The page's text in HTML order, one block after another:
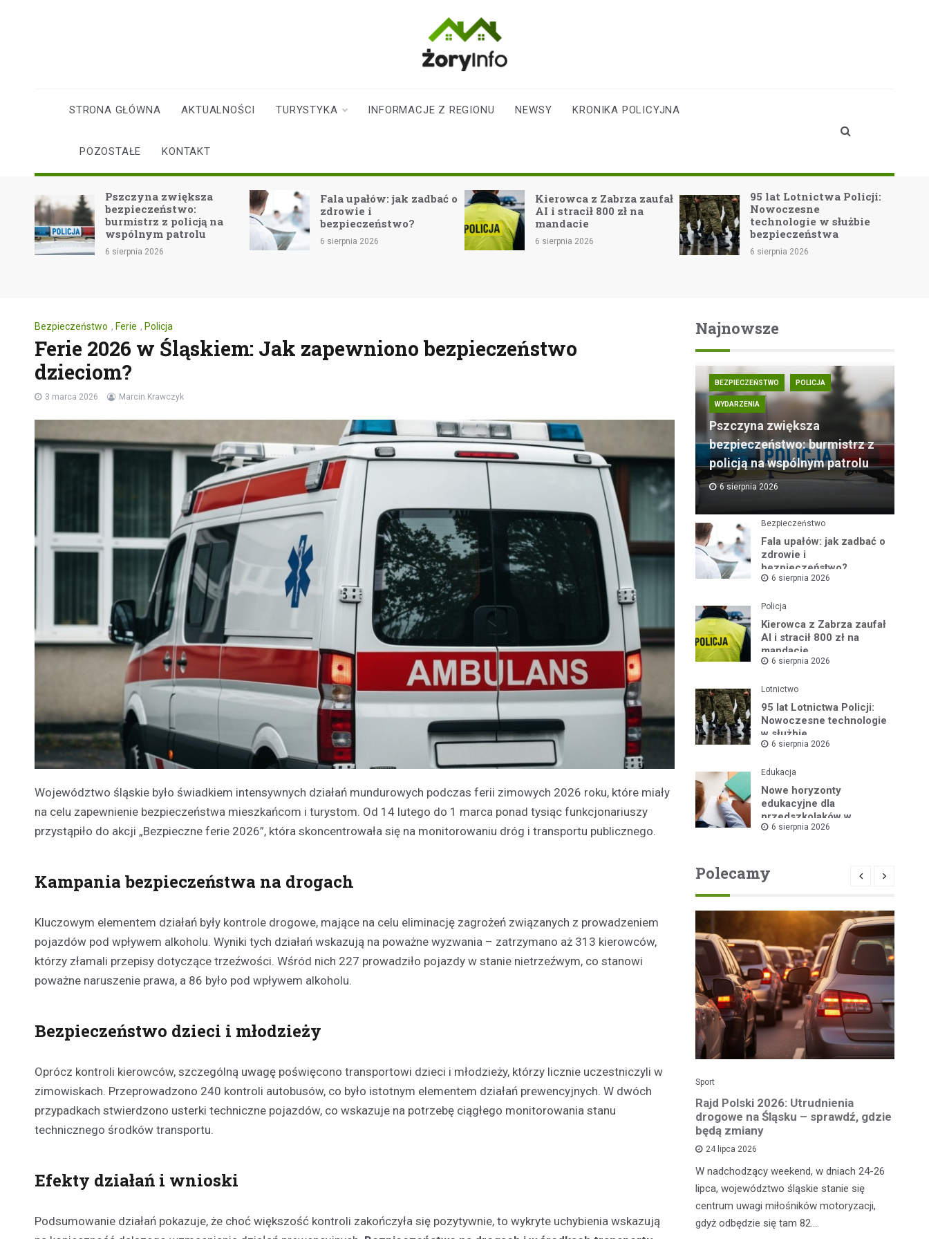
mieszkańców
Żor
STRONA GŁÓWNA AKTUALNOŚCI TURYSTYKA INFORMACJE Z REGIONU NEWSY KRONIKA POLICYJNA
POZOSTAŁE KONTAKT
Pszczyna zwiększa
bezpieczeństwo:
burmistrz z policją na
wspólnym patrolu
6 sierpnia 2026
Fala upałów: jak zadbać o
zdrowie i
bezpieczeństwo?
6 sierpnia 2026
Kierowca z Zabrza zaufał
AI i stracił 800 zł na
mandacie
6 sierpnia 2026
95 lat Lotnictwa Policji:
Nowoczesne
technologie w służbie
bezpieczeństwa
6 sierpnia 2026
Bezpieczeństwo , Ferie , Policja
Ferie 2026 w Śląskiem: Jak zapewniono bezpieczeństwo
dzieciom?
3 marca 2026 Marcin Krawczyk
Województwo śląskie było świadkiem intensywnych działań mundurowych podczas ferii zimowych 2026 roku, które miały
na celu zapewnienie bezpieczeństwa mieszkańcom i turystom. Od 14 lutego do 1 marca ponad tysiąc funkcjonariuszy
przystąpiło do akcji „Bezpieczne ferie 2026”, która skoncentrowała się na monitorowaniu dróg i transportu publicznego.
Kampania bezpieczeństwa na drogach
Kluczowym elementem działań były kontrole drogowe, mające na celu eliminację zagrożeń związanych z prowadzeniem
pojazdów pod wpływem alkoholu. Wyniki tych działań wskazują na poważne wyzwania – zatrzymano aż 313 kierowców,
którzy złamali przepisy dotyczące trzeźwości. Wśród nich 227 prowadziło pojazdy w stanie nietrzeźwym, co stanowi
poważne naruszenie prawa, a 86 było pod wpływem alkoholu.
Bezpieczeństwo dzieci i młodzieży
Oprócz kontroli kierowców, szczególną uwagę poświęcono transportowi dzieci i młodzieży, którzy licznie uczestniczyli w
zimowiskach. Przeprowadzono 240 kontroli autobusów, co było istotnym elementem działań prewencyjnych. W dwóch
przypadkach stwierdzono usterki techniczne pojazdów, co wskazuje na potrzebę ciągłego monitorowania stanu
technicznego środków transportu.
Efekty działań i wnioski
Podsumowanie działań pokazuje, że choć większość kontroli zakończyła się pozytywnie, to wykryte uchybienia wskazują
Najnowsze
BEZPIECZEŃSTWO POLICJA
WYDARZENIA
Pszczyna zwiększa
bezpieczeństwo: burmistrz z
policją na wspólnym patrolu
6 sierpnia 2026
Bezpieczeństwo
Fala upałów: jak zadbać o
zdrowie i
bezpieczeństwo?
6 sierpnia 2026
Policja
Kierowca z Zabrza zaufał
AI i stracił 800 zł na
mandacie
6 sierpnia 2026
Lotnictwo
95 lat Lotnictwa Policji:
Nowoczesne technologie
w służbie
bezpieczeństwa
6 sierpnia 2026
Edukacja
Nowe horyzonty
edukacyjne dla
przedszkolaków w
Publicznym Przedszkolu
6 sierpnia 2026
Polecamy
Festyn rodzinny w Moszczenicy:
emocjonujące zakończenie sezonu
sezon sportowy w UKS Orzeł Moszczenica.
Sport
Rajd Polski 2026: Utrudnienia
drogowe na Śląsku – sprawdź, gdzie
będą zmiany
24 lipca 2026
W nadchodzący weekend, w dniach 24-26
lipca, województwo śląskie stanie się
centrum uwagi miłośników motoryzacji,
gdyż odbędzie się tam 82.…